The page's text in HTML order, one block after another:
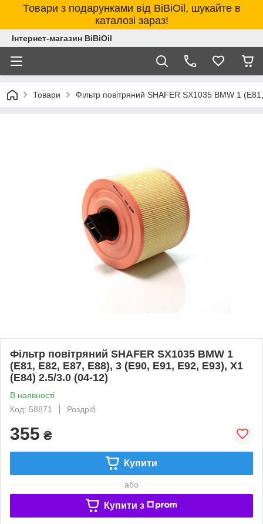
Товари з подарунками від BiBiOil, шукайте в
каталозі зараз!
Інтернет-магазин BiBiOil
Товари Фільтр повітряний SHAFER SX1035 BMW 1
Фільтр повітряний SHAFER SX1035 BMW 1
(E81, E82, E87, E88), 3 (E90, E91, E92, E93), X1
(E84) 2.5/3.0 (04-12)
В наявності
Код: 58871
Роздріб
355 ₴
Купити
або
Купити з